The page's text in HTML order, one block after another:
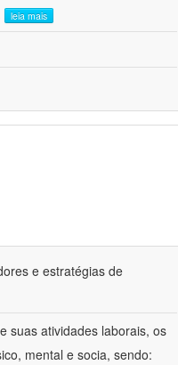
leia mais
e estratégias de
suas atividades laborais, os
mental e socia, sendo: